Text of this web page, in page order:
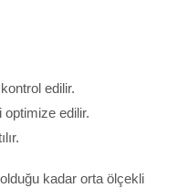
edilir.
edilir.
kadar orta ölçekli